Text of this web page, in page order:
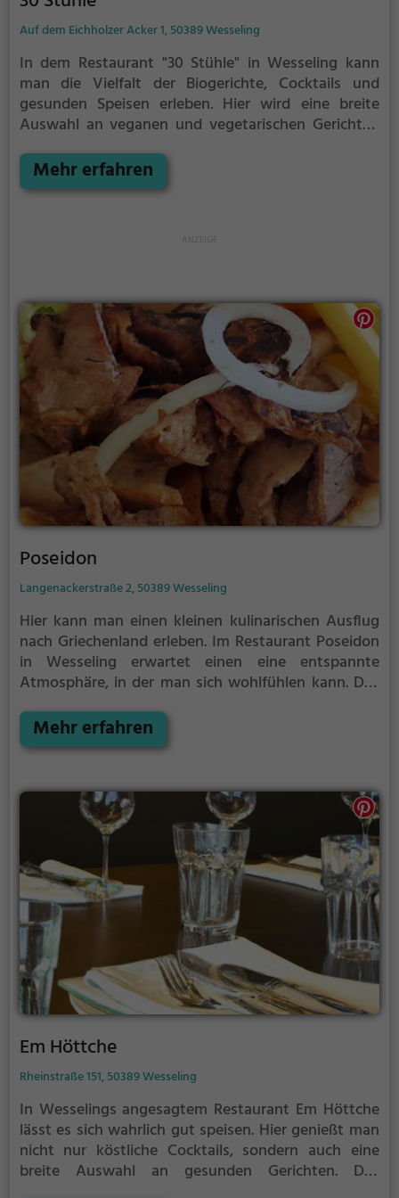
Auf dem Eichholzer Acker 1, 50389 Wesseling
In dem Restaurant "30 Stühle" in Wesseling kann
man die Vielfalt der Biogerichte, Cocktails und
gesunden Speisen erleben. Hier wird eine breite
Auswahl an veganen und vegetarischen Gerichten
geeignet sind. Das Ambiente lädt zum Verweilen ein
und die freundliche Bedienung sorgt dafür, dass man
Mehr erfahren
Poseidon
Langenackerstraße 2, 50389 Wesseling
Hier kann man einen kleinen kulinarischen Ausflug
nach Griechenland erleben. Im Restaurant Poseidon
in Wesseling erwartet einen eine entspannte
Atmosphäre, in der man sich wohlfühlen kann. Das
voran leckeres Gyros, lässt einem das Wasser im
Mund zusammenlaufen. Dazu passend gibt es eine
anderen Getränken. Ob alleine, zu zweit oder in
größerer Runde – hier findet jeder etwas nach
seinem Geschmack. Man lässt sich gerne von den
freundlichen Mitarbeitern beraten und kann sich auf
einen genussvollen Abend in griechischem Flair
freuen. Willkommen im Restaurant Poseidon!
Mehr erfahren
Em Höttche
Rheinstraße 151, 50389 Wesseling
In Wesselings angesagtem Restaurant Em Höttche
lässt es sich wahrlich gut speisen. Hier genießt man
nicht nur köstliche Cocktails, sondern auch eine
breite Auswahl an gesunden Gerichten. Das